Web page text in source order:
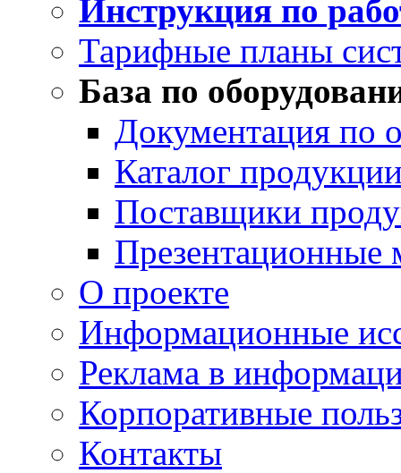
Инструкция по
Тарифные планы
База по
Документация по
Каталог
Поставщики
Презентационные
О проекте
Информационные
Реклама в
Корпоративные
Контакты